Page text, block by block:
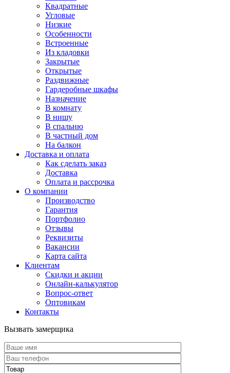
Квадратные
Угловые
Низкие
Особенности
Встроенные
Из кладовки
Закрытые
Открытые
Раздвижные
Гардеробные шкафы
Назначение
В комнату
В нишу
В спальню
В частный дом
На балкон
Доставка и оплата
Как сделать заказ
Доставка
Оплата и рассрочка
О компании
Производство
Гарантия
Портфолио
Отзывы
Реквизиты
Вакансии
Карта сайта
Клиентам
Скидки и акции
Онлайн-калькулятор
Вопрос-ответ
Оптовикам
Контакты
Вызвать замерщика